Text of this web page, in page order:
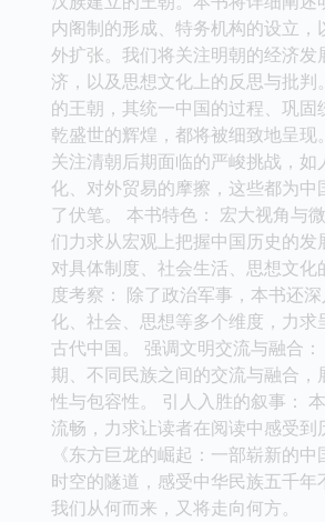
内阁制的形成、特务机构的设立，
外扩张。我们将关注明朝的经济发
济，以及思想文化上的反思与批判
的王朝，其统一中国的过程、巩固
乾盛世的辉煌，都将被细致地呈现
关注清朝后期面临的严峻挑战，如
化、对外贸易的摩擦，这些都为中
了伏笔。 本书特色： 宏大视角与
们力求从宏观上把握中国历史的发
对具体制度、社会生活、思想文化
度考察： 除了政治军事，本书还
化、社会、思想等多个维度，力求
古代中国。 强调文明交流与融合
期、不同民族之间的交流与融合，
性与包容性。 引人入胜的叙事：
流畅，力求让读者在阅读中感受到
《东方巨龙的崛起：一部崭新的
时空的隧道，感受中华民族五千年
我们从何而来，又将走向何方。